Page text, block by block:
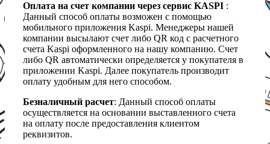
Оплата на счет компании через сервис KASPI :
Данный способ оплаты возможен с помощью
мобильного приложения Kaspi. Менеджеры нашей
компании высылают счет либо QR код с расчетного
счета Kaspi оформленного на нашу компанию. Счет
либо QR автоматически определяется у покупателя в
приложении Kaspi. Далее покупатель производит
оплату удобным для него способом.
Безналичный расчет: Данный способ оплаты
осуществляется на основании выставленного счета
на оплату после предоставления клиентом
реквизитов.